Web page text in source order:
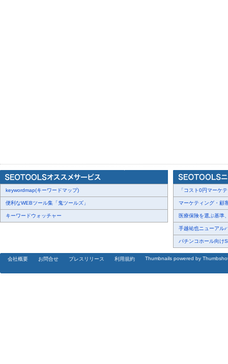
化が確認されるという、遠赤外線による深部からの体温調節・血行
高い再現性をもって発揮されていることを示す一例です。
「バザルトストーンセラピスト養成講座」では、この科学的根拠
国47都道府県で展開しています。当スクールは、正しい知識と技
とで、エステ業界全体の信頼性向上と、サロン経営の持続的な安
【バザルト(R)ストーンセラピスト養成講座 公式サイト】
https://www.basaltschool-wellfit.jp
keywordmap(キーワードマップ)
便利なWEBツール集「鬼ツールズ」
キーワードウォッチャー
「コスト0円マーケ
マーケティング・顧
医療保険を選ぶ基準
手越祐也ニューアル
パチンコホール向け
会社概要 お問合せ プレスリリース 利用規約 Thumbnails powered by